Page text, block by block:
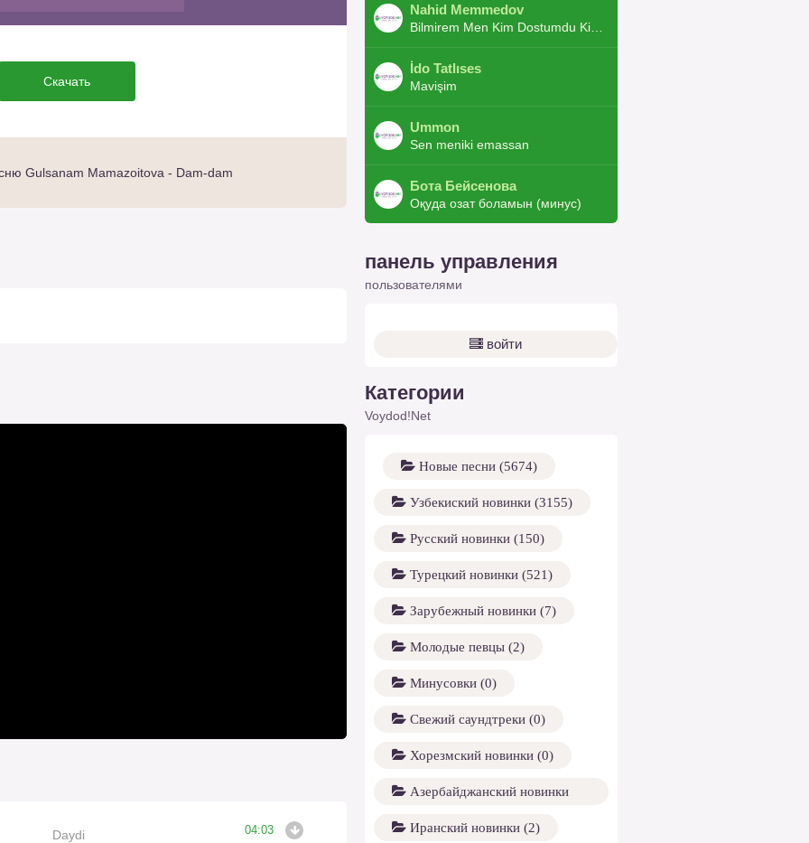
Скачать
Gulsanam Mamazoitova - Dam-dam
Daydi 04:03
Nahid Memmedov
İdo Tatlıses
Mavişim
Ummon
Sen meniki emassan
Бота Бейсенова
Оқуда озат боламын (минус)
панель управления
пользователями
войти
Категории
Voydod!Net
Новые песни (5674)
Узбекиский новинки (3155)
Русский новинки (150)
Турецкий новинки (521)
Зарубежный новинки (7)
Молодые певцы (2)
Минусовки (0)
Свежий саундтреки (0)
Хорезмский новинки (0)
Азербайджанский новинки
(1158)
Иранский новинки (2)